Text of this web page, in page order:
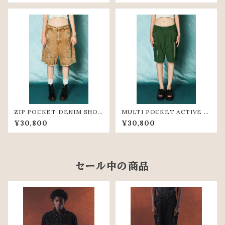
ZIP POCKET DENIM SHOR
T PANTS(BGE)
¥30,800
MULTI POCKET ACTIVE S
HORT PANTS(GRN)
¥30,800
セール中の商品